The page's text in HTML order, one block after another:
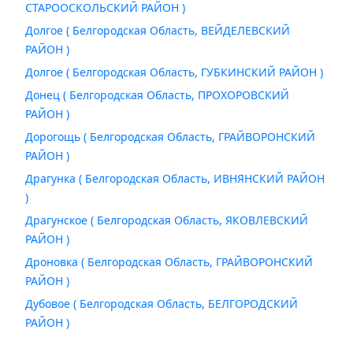
СТАРООСКОЛЬСКИЙ РАЙОН )
Долгое ( Белгородская Область, ВЕЙДЕЛЕВСКИЙ
РАЙОН )
Долгое ( Белгородская Область, ГУБКИНСКИЙ РАЙОН )
Донец ( Белгородская Область, ПРОХОРОВСКИЙ
РАЙОН )
Дорогощь ( Белгородская Область, ГРАЙВОРОНСКИЙ
РАЙОН )
Драгунка ( Белгородская Область, ИВНЯНСКИЙ РАЙОН
)
Драгунское ( Белгородская Область, ЯКОВЛЕВСКИЙ
РАЙОН )
Дроновка ( Белгородская Область, ГРАЙВОРОНСКИЙ
РАЙОН )
Дубовое ( Белгородская Область, БЕЛГОРОДСКИЙ
РАЙОН )